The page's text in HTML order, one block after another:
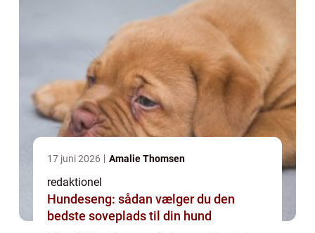
17 juni 2026 Amalie Thomsen
redaktionel
Hundeseng: sådan vælger du den
bedste soveplads til din hund